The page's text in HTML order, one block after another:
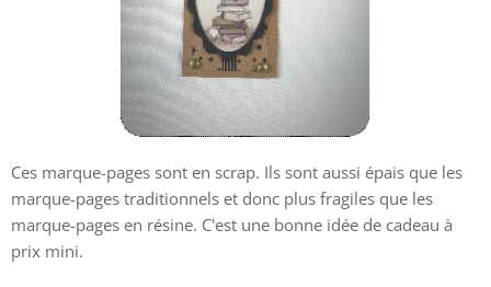
Ces marque-pages sont en scrap. Ils sont aussi épais que les
marque-pages traditionnels et donc plus fragiles que les
marque-pages en résine. C'est une bonne idée de cadeau à
prix mini.